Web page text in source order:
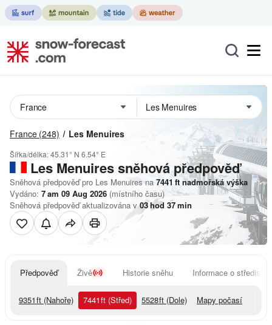
France (248) Les Menuires
Šířka/délka:45.31° N 6.54° E
Les Menuiressněhová předpověď
Sněhová předpověď pro Les Menuires na 7441ftnadmořská výška
Vydáno: 7 am 09 Aug 2026 (místního času)
Sněhová předpověď aktualizována v03hod 37min
Předpověď Živě Historie sněhu Informace o středisku
9351ft (Nahoře) 7441ft (Střed) 5528ft (Dole) Mapy počasí